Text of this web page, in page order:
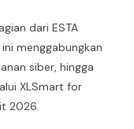
dari ESTA
menggabungkan
siber, hingga
XLSmart for
2026.